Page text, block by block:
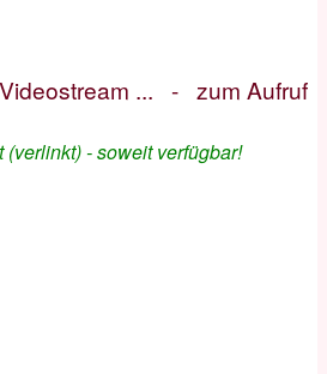
Videostream ... - zum Aufruf
- soweit verfügbar!